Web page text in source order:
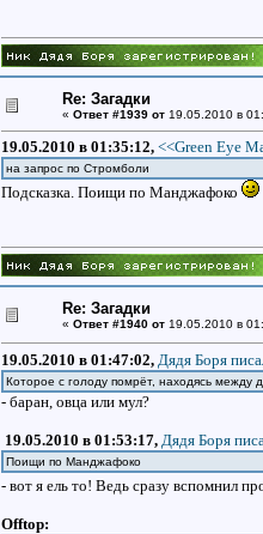
Re: Загадки
« Ответ #1939 от19.05.2010 в
19.05.2010 в 01:35:12, <<Green Eye
на запрос по Стромболи
Подсказка. Поищи по Манджафоко
Re: Загадки
« Ответ #1940 от19.05.2010 в
19.05.2010 в 01:47:02, Дядя Боря
Которое с голоду помрёт, находясь между
- баран, овца или мул?
19.05.2010 в 01:53:17, Дядя Боря
Поищи по Манджафоко
- вот я ель то! Ведь сразу вспомнил
Offtop: